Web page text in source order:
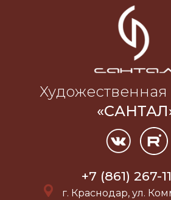
Художественная
+7 (861) 267-
г. Краснодар, ул.